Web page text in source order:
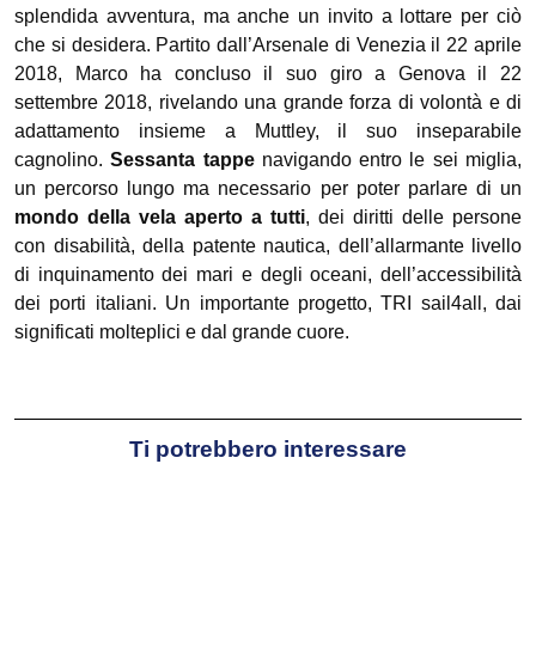
splendida avventura, ma anche un invito a lottare per ciò
che si desidera. Partito dall’Arsenale di Venezia il 22 aprile
2018, Marco ha concluso il suo giro a Genova il 22
settembre 2018, rivelando una grande forza di volontà e di
adattamento insieme a Muttley, il suo inseparabile
cagnolino.Sessanta tappenavigando entro le sei miglia,
un percorso lungo ma necessario per poter parlare di un
mondo della vela aperto a tutti, dei diritti delle persone
con disabilità, della patente nautica, dell’allarmante livello
di inquinamento dei mari e degli oceani, dell’accessibilità
dei porti italiani. Un importante progetto, TRI sail4all, dai
significati molteplici e dal grande cuore.
Ti potrebbero interessare